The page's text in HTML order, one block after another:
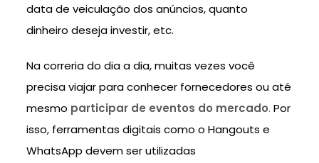
data de veiculação dos anúncios, quanto
dinheiro deseja investir, etc.
Na correria do dia a dia, muitas vezes você
precisa viajar para conhecer fornecedores ou até
mesmo participar de eventos do mercado. Por
isso, ferramentas digitais como o Hangouts e
WhatsApp devem ser utilizadas